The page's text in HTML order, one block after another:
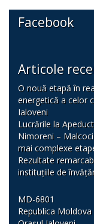
Facebook
Articole
O nouă etapă în
energetică a celor
Ialoveni
Lucrările la
Nimoreni –
mai complexe
Rezultate
instituțiile de
MD-6801
Republica Moldova